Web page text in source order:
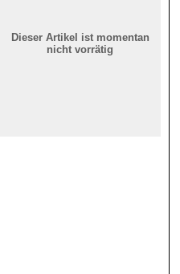
Dieser Artikel ist momentan
nicht vorrätig